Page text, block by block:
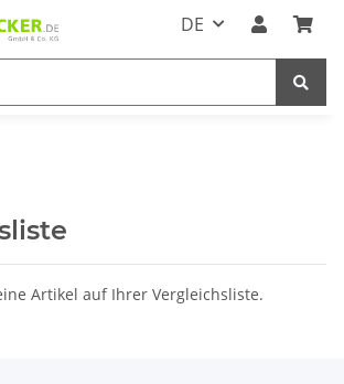
DE
Artikel auf Ihrer Vergleichsliste.